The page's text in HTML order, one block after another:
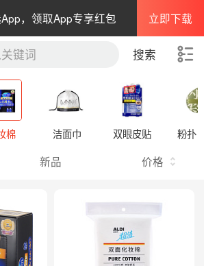
，领取App专享红包 立即下载
键词 搜索
棉 洁面巾 双眼皮贴 粉扑
新品 价格